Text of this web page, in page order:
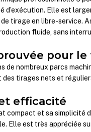
d’exécution. Elle est
tirage en libre-service.
fluide, sans
pour
de nombreux parcs
des tirages nets et
efficacité
compact et sa simplicité
Elle est très appréciée